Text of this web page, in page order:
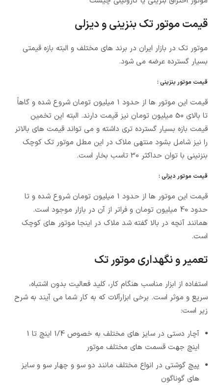
قیمت موتور تک بنزینی و دیزلی
موتور تک در بازار ایران در برند های مختلف و البته بازه قیمتی
بسیار گسترده عرضه می شود.
قیمت موتور بنزینی :
قیمت این موتور ها از حدود 1 میلیون تومان شروع شده و گاهاً
تا بالای 50 میلیون تومان نیز قیمت دارند. البته این تخمین
قیمت بازه بسیار گسترده تری داشته و می تواند قیمت های بالاتر
را نیز شامل بشود منتهی ملاک در این مطل موتور تک کوچک
بنزنینی با توان حداکثر 30 تاسب بخار است.
قیمت موتور دیزلی :
قیمت این موتور ها از حدود 1 میلیون تومان شروع شده و تا
حدود 40 میلیون تومان و فراتر از آن در بازار موجود است.
همانند آنچه در بالا گفته شد ملاک در اینجا موتور های کوچک
است.
تعمیر و نگهداری موتور تک
استفاده از ابزار مناسب هنگام کار، کلید فعالیت بدون اشتباه،
سریع و موثر است. برخی ابزارآلات که به کار شما می آیند به شرح
زیر است:
آچار دستی در سایز های مختلف به خصوص 1/4 اینچ تا 1
اینچ جهت قسمت های مختلف موتور
پیچ گوشتی در انواع مختلف مانند دو سو و چهار سو و سایز
های گوناگون